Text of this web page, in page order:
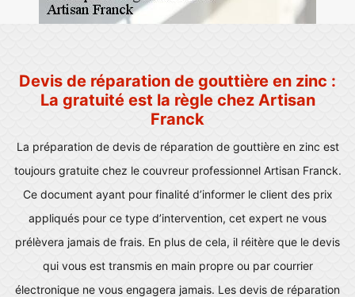
Devis de réparation de gouttière en zinc :
La gratuité est la règle chez Artisan
Franck
La préparation de devis de réparation de gouttière en zinc est
toujours gratuite chez le couvreur professionnel Artisan Franck.
Ce document ayant pour finalité d’informer le client des prix
appliqués pour ce type d’intervention, cet expert ne vous
prélèvera jamais de frais. En plus de cela, il réitère que le devis
qui vous est transmis en main propre ou par courrier
électronique ne vous engagera jamais. Les devis de réparation